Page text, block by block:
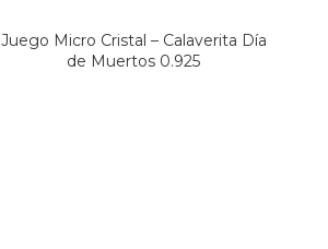
Juego Micro Cristal – Calaverita Día
de Muertos 0.925